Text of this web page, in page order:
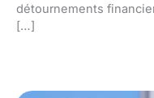
détournements
[…]